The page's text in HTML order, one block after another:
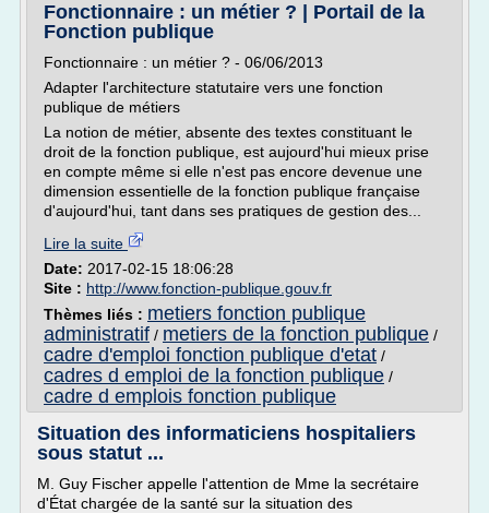
Fonctionnaire : un métier ? | Portail de la
Fonction publique
Fonctionnaire : un métier ? - 06/06/2013
Adapter l'architecture statutaire vers une fonction
publique de métiers
La notion de métier, absente des textes constituant le
droit de la fonction publique, est aujourd'hui mieux prise
en compte même si elle n'est pas encore devenue une
dimension essentielle de la fonction publique française
d'aujourd'hui, tant dans ses pratiques de gestion des...
Lire la suite
Date: 2017-02-15 18:06:28
Site : http://www.fonction-publique.gouv.fr
Thèmes liés : metiers fonction publique
administratif / metiers de la fonction publique /
cadre d'emploi fonction publique d'etat /
cadres d emploi de la fonction publique /
cadre d emplois fonction publique
Situation des informaticiens hospitaliers
sous statut ...
M. Guy Fischer appelle l'attention de Mme la secrétaire
d'État chargée de la santé sur la situation des